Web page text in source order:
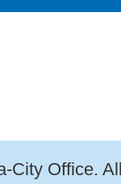
City Office.